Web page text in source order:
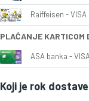
Raiffeisen -
PLAĆANJE KARTICOM
ASA banka -
Koji je rok